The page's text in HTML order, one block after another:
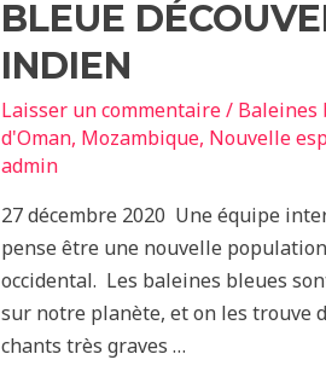
du
Mozambique
BLEUE
INDIEN
Laisser un commentaire/ Baleines
d'Oman, Mozambique, Nouvelle
admin
27 décembre 2020 Une équipe
pense être une nouvelle
occidental. Les baleines bleues
sur notre planète, et on les trouve
chants très graves …